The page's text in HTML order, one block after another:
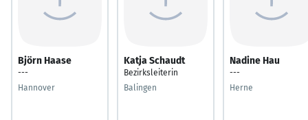
Björn Haase
---
Hannover
Katja Schaudt
Bezirksleiterin
Balingen
Nadine Hau
---
Herne